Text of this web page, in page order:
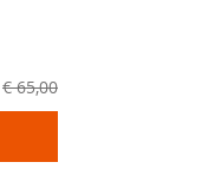
€ 65,00